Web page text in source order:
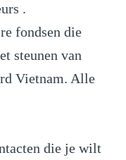
.
fondsen die
steunen van
Vietnam. Alle
die je wilt